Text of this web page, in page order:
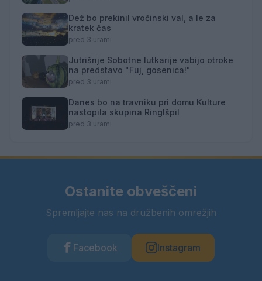
Dež bo prekinil vročinski val, a le za
kratek čas
pred 3 urami
Jutrišnje Sobotne lutkarije vabijo otroke
na predstavo "Fuj, gosenica!"
pred 3 urami
Danes bo na travniku pri domu Kulture
nastopila skupina Ringlšpil
pred 3 urami
Ostanite obveščeni
Spremljajte nas na družbenih omrežjih
Facebook Instagram